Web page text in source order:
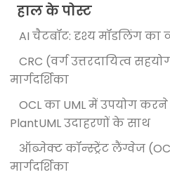
हाल के पोस्ट
AI चैटबॉट: दृश्य मॉडलिंग का
CRC (वर्ग उत्तरदायित्व
मार्गदर्शिका
OCL का UML में उपयोग करने
PlantUML उदाहरणों के साथ
ऑब्जेक्ट कॉन्स्ट्रेंट लैंग्वेज
मार्गदर्शिका